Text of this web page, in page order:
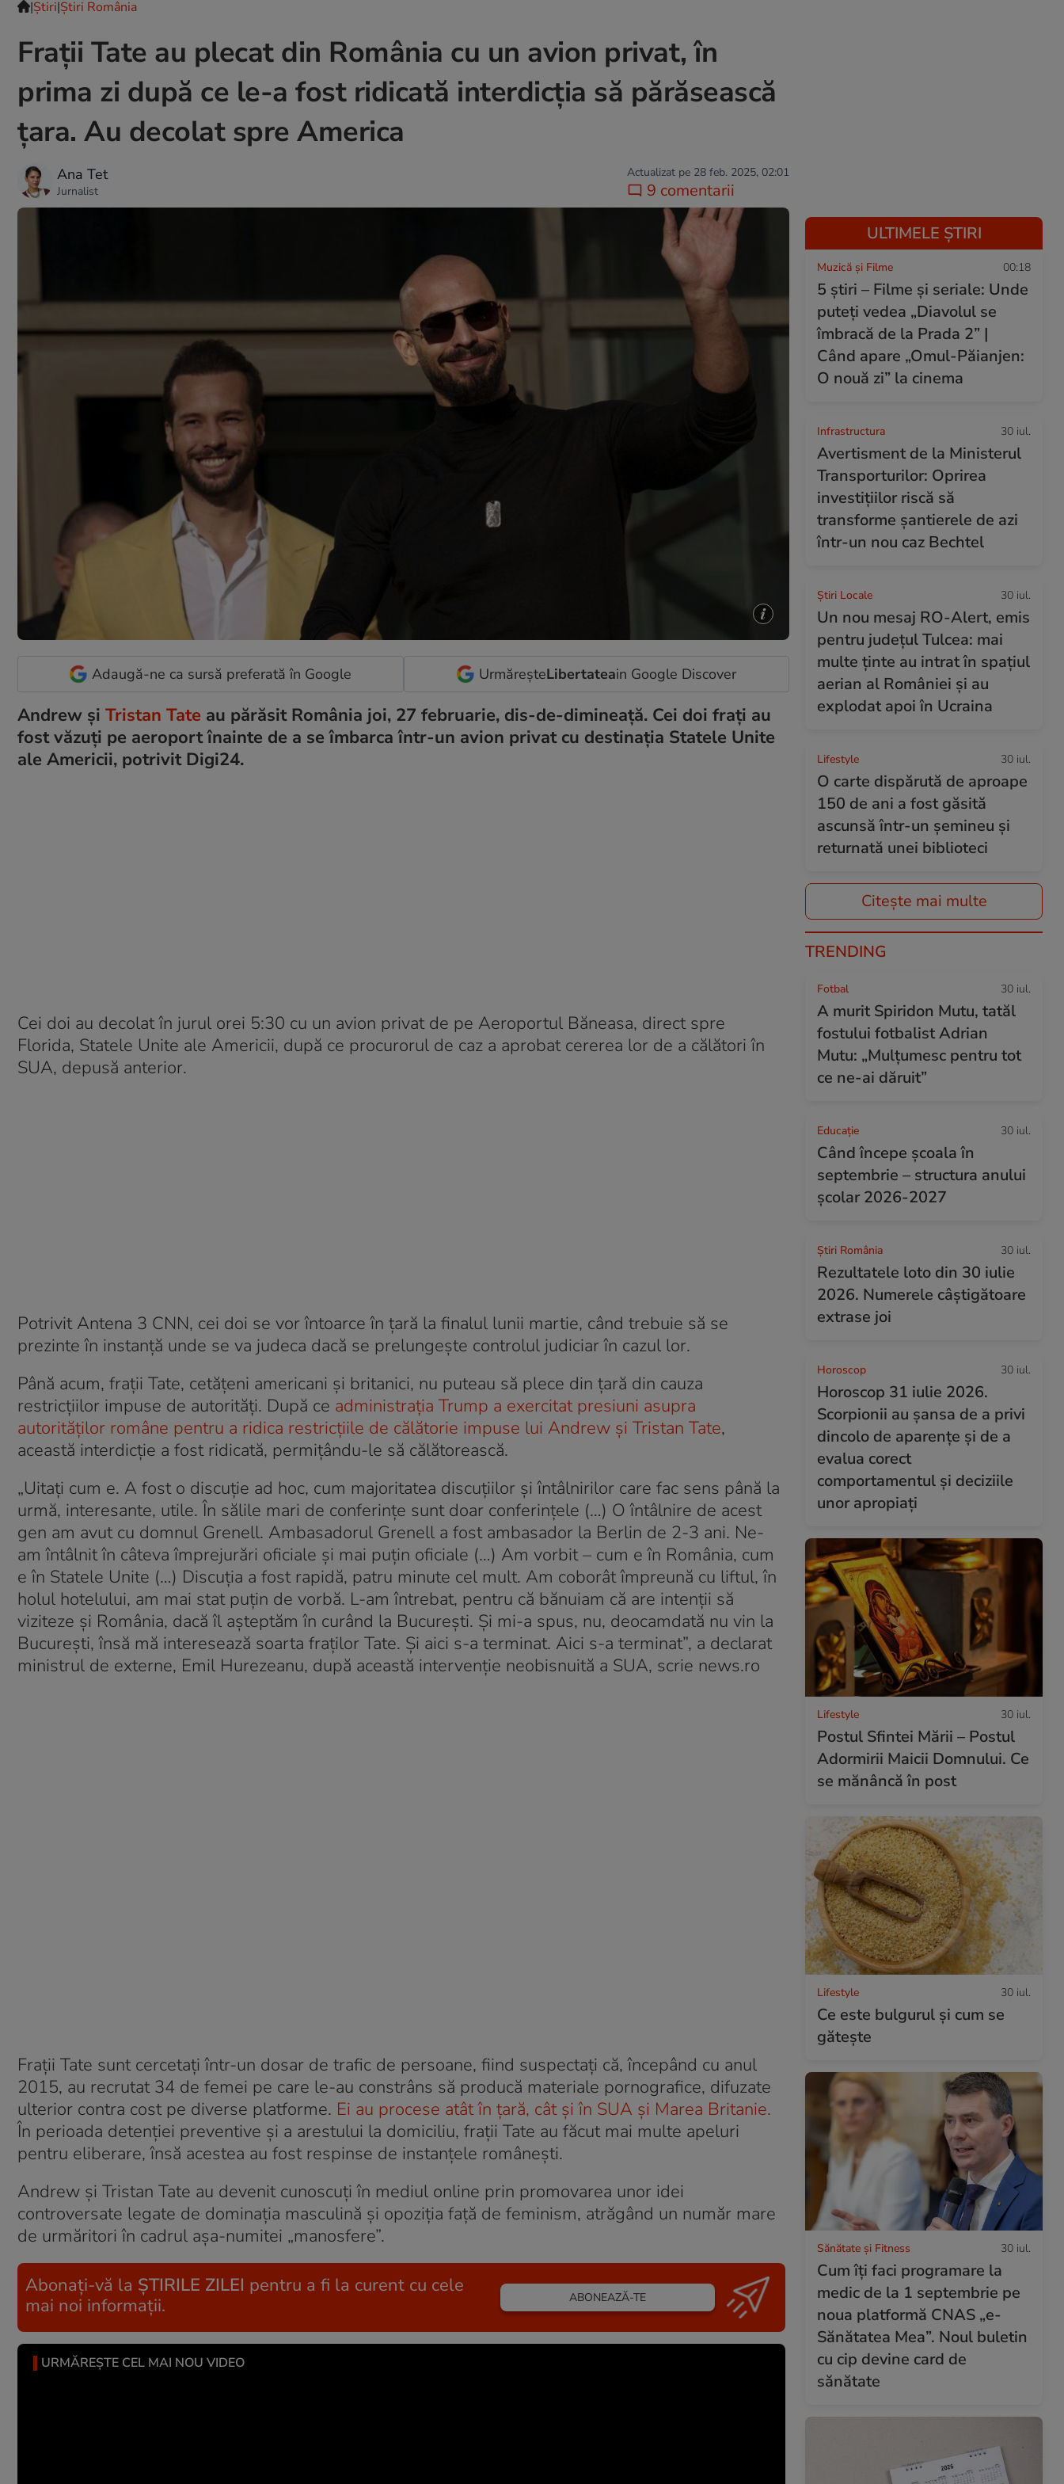
|Ştiri|Știri România
Frații Tate au plecat din România cu un avion privat, în
prima zi după ce le-a fost ridicată interdicția să părăsească
țara. Au decolat spre America
Ana Tet
Jurnalist
Actualizat pe 28 feb. 2025, 02:01
9 comentarii
Adaugă-ne ca sursă preferată în Google UrmăreșteLibertateain Google Discover
Andrew și Tristan Tate au părăsit România joi, 27 februarie, dis-de-dimineață. Cei doi frați au
fost văzuți pe aeroport înainte de a se îmbarca într-un avion privat cu destinația Statele Unite
ale Americii, potrivit Digi24.
Cei doi au decolat în jurul orei 5:30 cu un avion privat de pe Aeroportul Băneasa, direct spre
Florida, Statele Unite ale Americii, după ce procurorul de caz a aprobat cererea lor de a călători în
SUA, depusă anterior.
Potrivit Antena 3 CNN, cei doi se vor întoarce în țară la finalul lunii martie, când trebuie să se
prezinte în instanță unde se va judeca dacă se prelungește controlul judiciar în cazul lor.
Până acum, frații Tate, cetățeni americani și britanici, nu puteau să plece din țară din cauza
restricțiilor impuse de autorități. După ce administrația Trump a exercitat presiuni asupra
autorităților române pentru a ridica restricțiile de călătorie impuse lui Andrew și Tristan Tate,
această interdicție a fost ridicată, permițându-le să călătorească.
„Uitaţi cum e. A fost o discuţie ad hoc, cum majoritatea discuţiilor şi întâlnirilor care fac sens până la
urmă, interesante, utile. În sălile mari de conferinţe sunt doar conferinţele (…) O întâlnire de acest
gen am avut cu domnul Grenell. Ambasadorul Grenell a fost ambasador la Berlin de 2-3 ani. Ne-
am întâlnit în câteva împrejurări oficiale şi mai puţin oficiale (…) Am vorbit – cum e în România, cum
e în Statele Unite (…) Discuţia a fost rapidă, patru minute cel mult. Am coborât împreună cu liftul, în
holul hotelului, am mai stat puţin de vorbă. L-am întrebat, pentru că bănuiam că are intenţii să
viziteze şi România, dacă îl aşteptăm în curând la Bucureşti. Şi mi-a spus, nu, deocamdată nu vin la
Bucureşti, însă mă interesează soarta fraţilor Tate. Şi aici s-a terminat. Aici s-a terminat”, a declarat
ministrul de externe, Emil Hurezeanu, după această intervenție neobisnuită a SUA, scrie news.ro
Frații Tate sunt cercetați într-un dosar de trafic de persoane, fiind suspectați că, începând cu anul
2015, au recrutat 34 de femei pe care le-au constrâns să producă materiale pornografice, difuzate
ulterior contra cost pe diverse platforme. Ei au procese atât în țară, cât și în SUA și Marea Britanie.
În perioada detenției preventive și a arestului la domiciliu, frații Tate au făcut mai multe apeluri
pentru eliberare, însă acestea au fost respinse de instanțele românești.
Andrew și Tristan Tate au devenit cunoscuți în mediul online prin promovarea unor idei
controversate legate de dominația masculină și opoziția față de feminism, atrăgând un număr mare
de urmăritori în cadrul așa-numitei „manosfere”.
Abonați-vă la ȘTIRILE ZILEI pentru a fi la curent cu cele
mai noi informații.
ABONEAZĂ-TE
URMĂREȘTE CEL MAI NOU VIDEO
ULTIMELE ȘTIRI
Muzică și Filme 00:18
5 știri – Filme și seriale: Unde
puteţi vedea „Diavolul se
îmbracă de la Prada 2” |
Când apare „Omul-Păianjen:
O nouă zi” la cinema
Infrastructura 30 iul.
Avertisment de la Ministerul
Transporturilor: Oprirea
investițiilor riscă să
transforme șantierele de azi
într-un nou caz Bechtel
Știri Locale 30 iul.
Un nou mesaj RO-Alert, emis
pentru județul Tulcea: mai
multe ținte au intrat în spațiul
aerian al României și au
explodat apoi în Ucraina
Lifestyle 30 iul.
O carte dispărută de aproape
150 de ani a fost găsită
ascunsă într-un șemineu și
returnată unei biblioteci
Citește mai multe
TRENDING
Fotbal 30 iul.
A murit Spiridon Mutu, tatăl
fostului fotbalist Adrian
Mutu: „Mulțumesc pentru tot
ce ne-ai dăruit”
Educație 30 iul.
Când începe şcoala în
septembrie – structura anului
şcolar 2026-2027
Știri România 30 iul.
Rezultatele loto din 30 iulie
2026. Numerele câștigătoare
extrase joi
Horoscop 30 iul.
Horoscop 31 iulie 2026.
Scorpionii au șansa de a privi
dincolo de aparențe și de a
evalua corect
comportamentul și deciziile
unor apropiați
Lifestyle 30 iul.
Postul Sfintei Mării – Postul
Adormirii Maicii Domnului. Ce
se mănâncă în post
Lifestyle 30 iul.
Ce este bulgurul și cum se
gătește
Sănătate și Fitness 30 iul.
Cum îți faci programare la
medic de la 1 septembrie pe
noua platformă CNAS „e-
Sănătatea Mea”. Noul buletin
cu cip devine card de
sănătate